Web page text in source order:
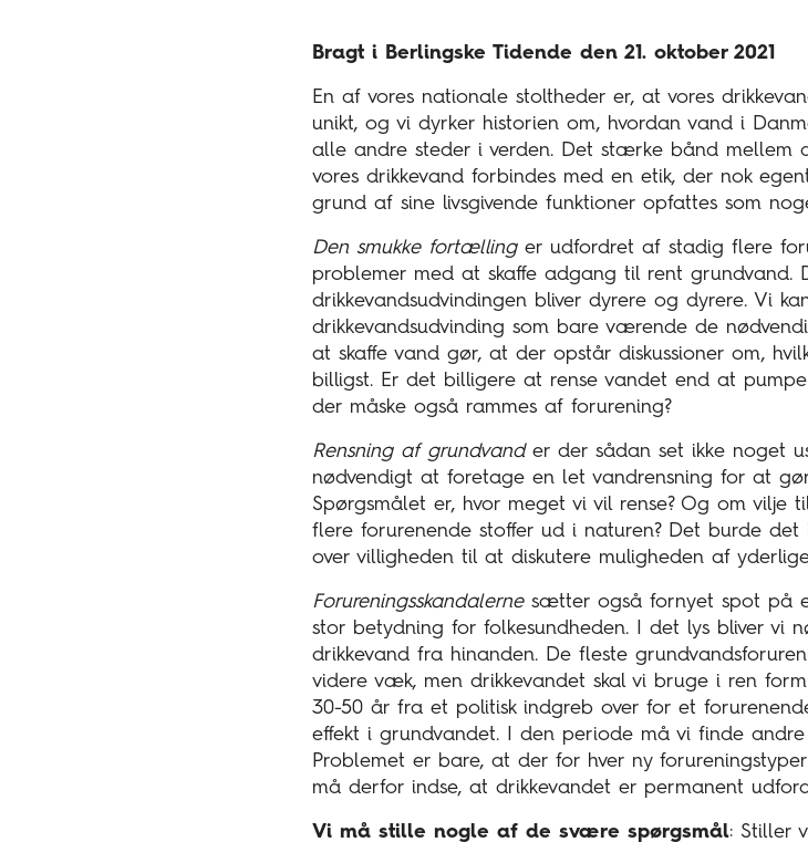
Bragt i Berlingske Tidende den 21. oktober 2021
En af vores nationale stoltheder er, at vores
unikt, og vi dyrker historien om, hvordan vand i
alle andre steder i verden. Det stærke bånd mellem
vores drikkevand forbindes med en etik, der nok
grund af sine livsgivende funktioner opfattes som
Den smukke fortællinger udfordret af stadig flere
problemer med at skaffe adgang til rent grundvand.
drikkevandsudvindingen bliver dyrere og dyrere. Vi
drikkevandsudvinding som bare værende de
at skaffe vand gør, at der opstår diskussioner om,
billigst. Er det billigere at rense vandet end at
der måske også rammes af forurening?
Rensning af grundvander der sådan set ikke noget
nødvendigt at foretage en let vandrensning for at
Spørgsmålet er, hvor meget vi vil rense? Og om
flere forurenende stoffer ud i naturen? Det burde
over villigheden til at diskutere muligheden af
Forureningsskandalernesætter også fornyet spot på
stor betydning for folkesundheden. I det lys bliver vi
drikkevand fra hinanden. De fleste
videre væk, men drikkevandet skal vi bruge i ren
30-50 år fra et politisk indgreb over for et
effekt i grundvandet. I den periode må vi finde andre
Problemet er bare, at der for hver ny
må derfor indse, at drikkevandet er permanent
Vi må stille nogle af de svære spørgsmål: Stiller